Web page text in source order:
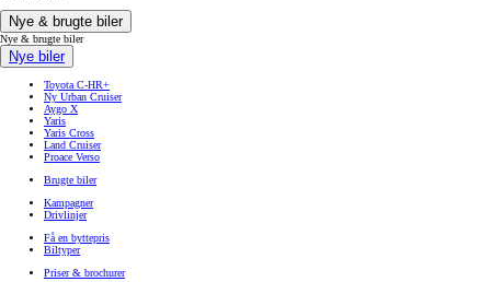
Nye & brugte biler
Nye & brugte biler
Nye biler
Toyota C-HR+
Ny Urban Cruiser
Aygo X
Yaris
Yaris Cross
Land Cruiser
Proace Verso
Brugte biler
Kampagner
Drivlinjer
Få en byttepris
Biltyper
Priser & brochurer